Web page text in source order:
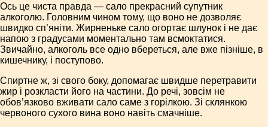
Ось це чиста правда — сало прекрасний супутник
алкоголю. Головним чином тому, що воно не дозволяє
швидко сп’яніти. Жирненьке сало огортає шлунок і не дає
напою з градусами моментально там всмоктатися.
Звичайно, алкоголь все одно вбереться, але вже пізніше, в
кишечнику, і поступово.
Спиртне ж, зі свого боку, допомагає швидше перетравити
жир і розкласти його на частини. До речі, зовсім не
обов’язково вживати сало саме з горілкою. Зі склянкою
червоного сухого вина воно навіть смачніше.